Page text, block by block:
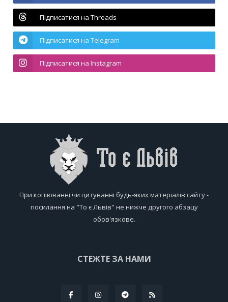
Підписатися на Threads
Підписатися на Telegram
Підписатися на Instagram
При копіюванні чи цитуванні будь-яких матеріалів сайту -
посилання на "То є Львів" не нижче другого абзацу
обов'язкове.
СТЕЖТЕ ЗА НАМИ